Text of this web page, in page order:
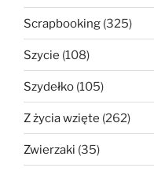
Scrapbooking (325)
Szycie (108)
Szydełko (105)
Z życia wzięte (262)
Zwierzaki (35)